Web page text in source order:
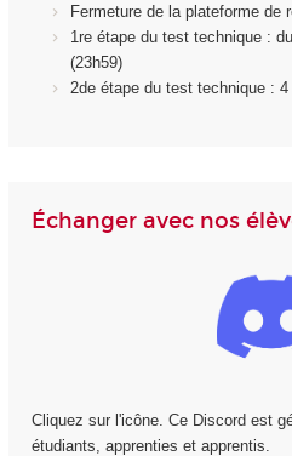
Fermeture de la plateforme de
1re étape du test technique :
(23h59)
2de étape du test technique :
Échanger avec nos
Cliquez sur l'icône. Ce Discord est
étudiants, apprenties et apprentis.